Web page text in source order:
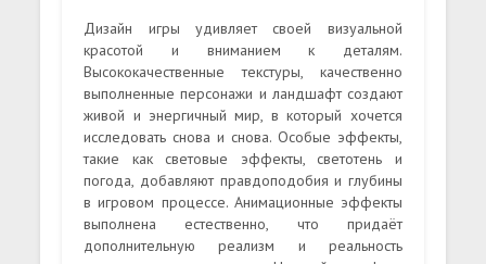
Дизайн игры удивляет своей визуальной
красотой и вниманием к деталям.
Высококачественные текстуры, качественно
выполненные персонажи и ландшафт создают
живой и энергичный мир, в который хочется
исследовать снова и снова. Особые эффекты,
такие как световые эффекты, светотень и
погода, добавляют правдоподобия и глубины
в игровом процессе. Анимационные эффекты
выполнена естественно, что придаёт
дополнительную реализм и реальность